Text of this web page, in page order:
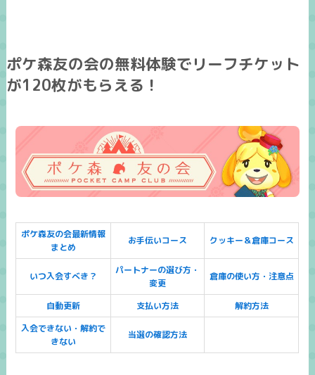
ポケ森友の会の無料体験でリーフチケット
が120枚がもらえる！
ポケ森友の会最新情報
まとめ
お手伝いコース クッキー＆倉庫コース
いつ入会すべき？
パートナーの選び方・
変更
倉庫の使い方・注意点
自動更新 支払い方法
解約方法
入会できない・解約で
きない
当選の確認方法